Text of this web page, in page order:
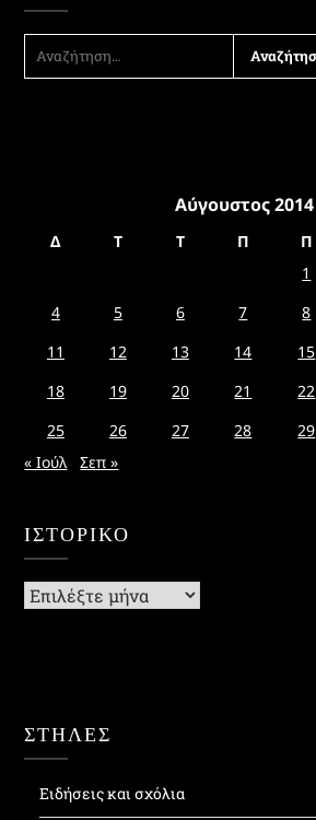
ΑΝΑΖΉΤΗΣΗ
ΓΙΑ:
Αύγουστος 2014
Δ Τ Τ Π Π
1
4
5 6 7 8
11
12 13 14 15
18
19 20 21 22
25
26 27 28 29
« Ιούλ
Σεπ »
ΙΣΤΟΡΙΚΌ
Ιστορικό
ΣΤΗΛΕΣ
Ειδήσεις και σχόλια